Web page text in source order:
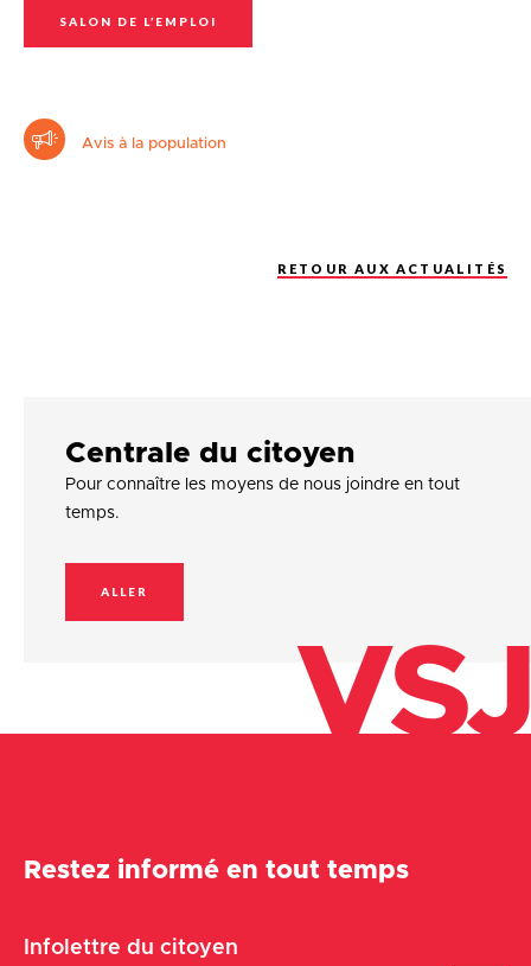
SALON DE L’EMPLOI
Avis à la population
RETOUR AUX ACTUALITÉS
Centrale du citoyen
Pour connaître les moyens de nous joindre en tout
temps.
ALLER
VSJ
Restez informé en tout temps
Infolettre du citoyen